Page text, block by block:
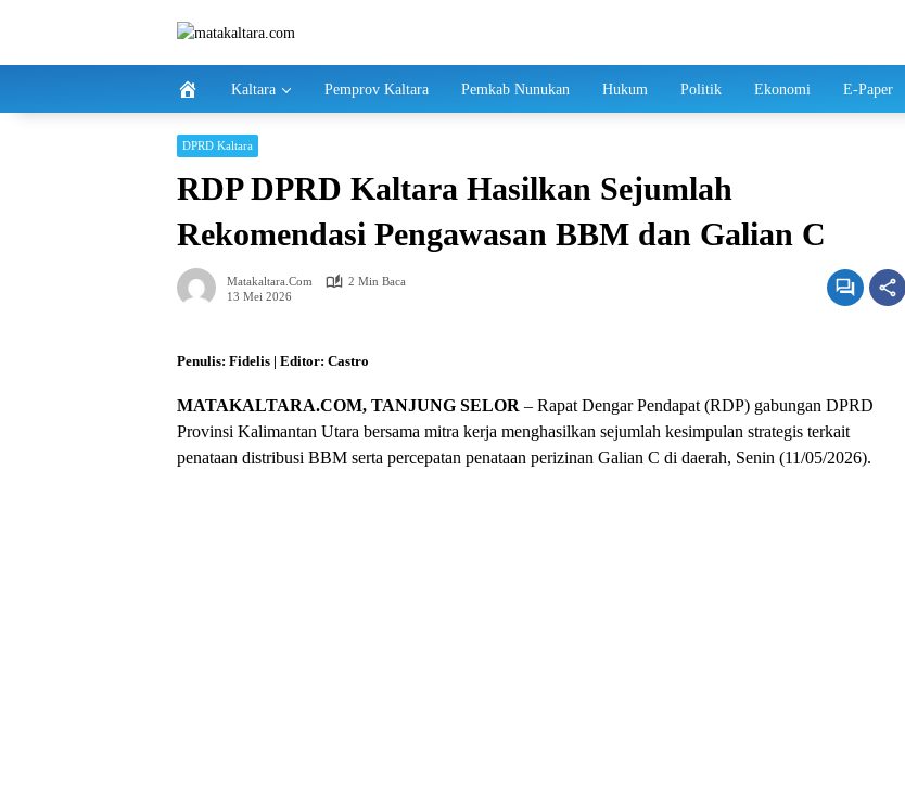
Kaltara Pemprov Kaltara Pemkab Nunukan Hukum Politik Ekonomi E-Paper
DPRD Kaltara
RDP DPRD Kaltara Hasilkan Sejumlah
Rekomendasi Pengawasan BBM dan Galian C
Matakaltara.com
2 Min Baca
13 Mei 2026
Penulis: Fidelis | Editor: Castro
MATAKALTARA.COM, TANJUNG SELOR – Rapat Dengar Pendapat (RDP) gabungan DPRD
Provinsi Kalimantan Utara bersama mitra kerja menghasilkan sejumlah kesimpulan strategis terkait
penataan distribusi BBM serta percepatan penataan perizinan Galian C di daerah, Senin (11/05/2026).